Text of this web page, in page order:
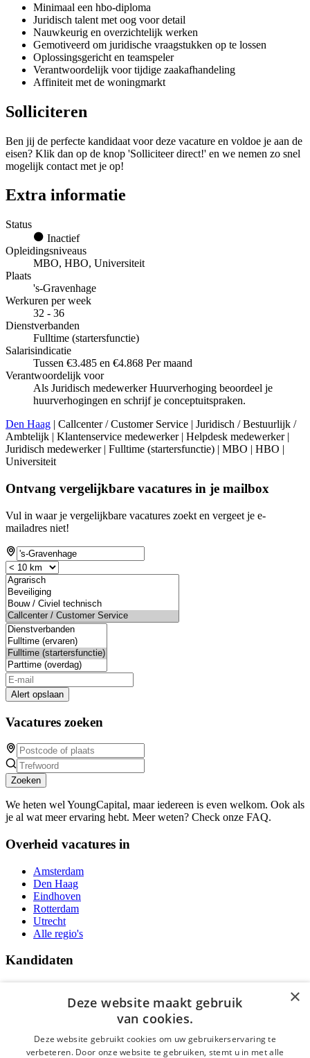
Minimaal een hbo-diploma
Juridisch talent met oog voor detail
Nauwkeurig en overzichtelijk werken
Gemotiveerd om juridische vraagstukken op te lossen
Oplossingsgericht en teamspeler
Verantwoordelijk voor tijdige zaakafhandeling
Affiniteit met de woningmarkt
Solliciteren
Ben jij de perfecte kandidaat voor deze vacature en voldoe je aan de
eisen? Klik dan op de knop 'Solliciteer direct!' en we nemen zo snel
mogelijk contact met je op!
Extra informatie
Status
Inactief
Opleidingsniveaus
MBO, HBO, Universiteit
Plaats
's-Gravenhage
Werkuren per week
32 - 36
Dienstverbanden
Fulltime (startersfunctie)
Salarisindicatie
Tussen €3.485 en €4.868 Per maand
Verantwoordelijk voor
Als Juridisch medewerker Huurverhoging beoordeel je
huurverhogingen en schrijf je conceptuitspraken.
Den Haag | Callcenter / Customer Service | Juridisch / Bestuurlijk /
Ambtelijk | Klantenservice medewerker | Helpdesk medewerker |
Juridisch medewerker | Fulltime (startersfunctie) | MBO | HBO |
Universiteit
Ontvang vergelijkbare vacatures in je mailbox
Vul in waar je vergelijkbare vacatures zoekt en vergeet je e-
mailadres niet!
Alert opslaan
Vacatures zoeken
Zoeken
We heten wel YoungCapital, maar iedereen is even welkom. Ook als
je al wat meer ervaring hebt. Meer weten? Check onze FAQ.
Overheid vacatures in
Amsterdam
Den Haag
Eindhoven
Rotterdam
Utrecht
Alle regio's
Kandidaten
Vacatures
Over Vacatures Overheid Online
YoungCapital IOS App
YoungCapital Android App
×
Deze website maakt gebruik
van cookies.
Deze website gebruikt cookies om uw gebruikerservaring te
verbeteren. Door onze website te gebruiken, stemt u in met alle